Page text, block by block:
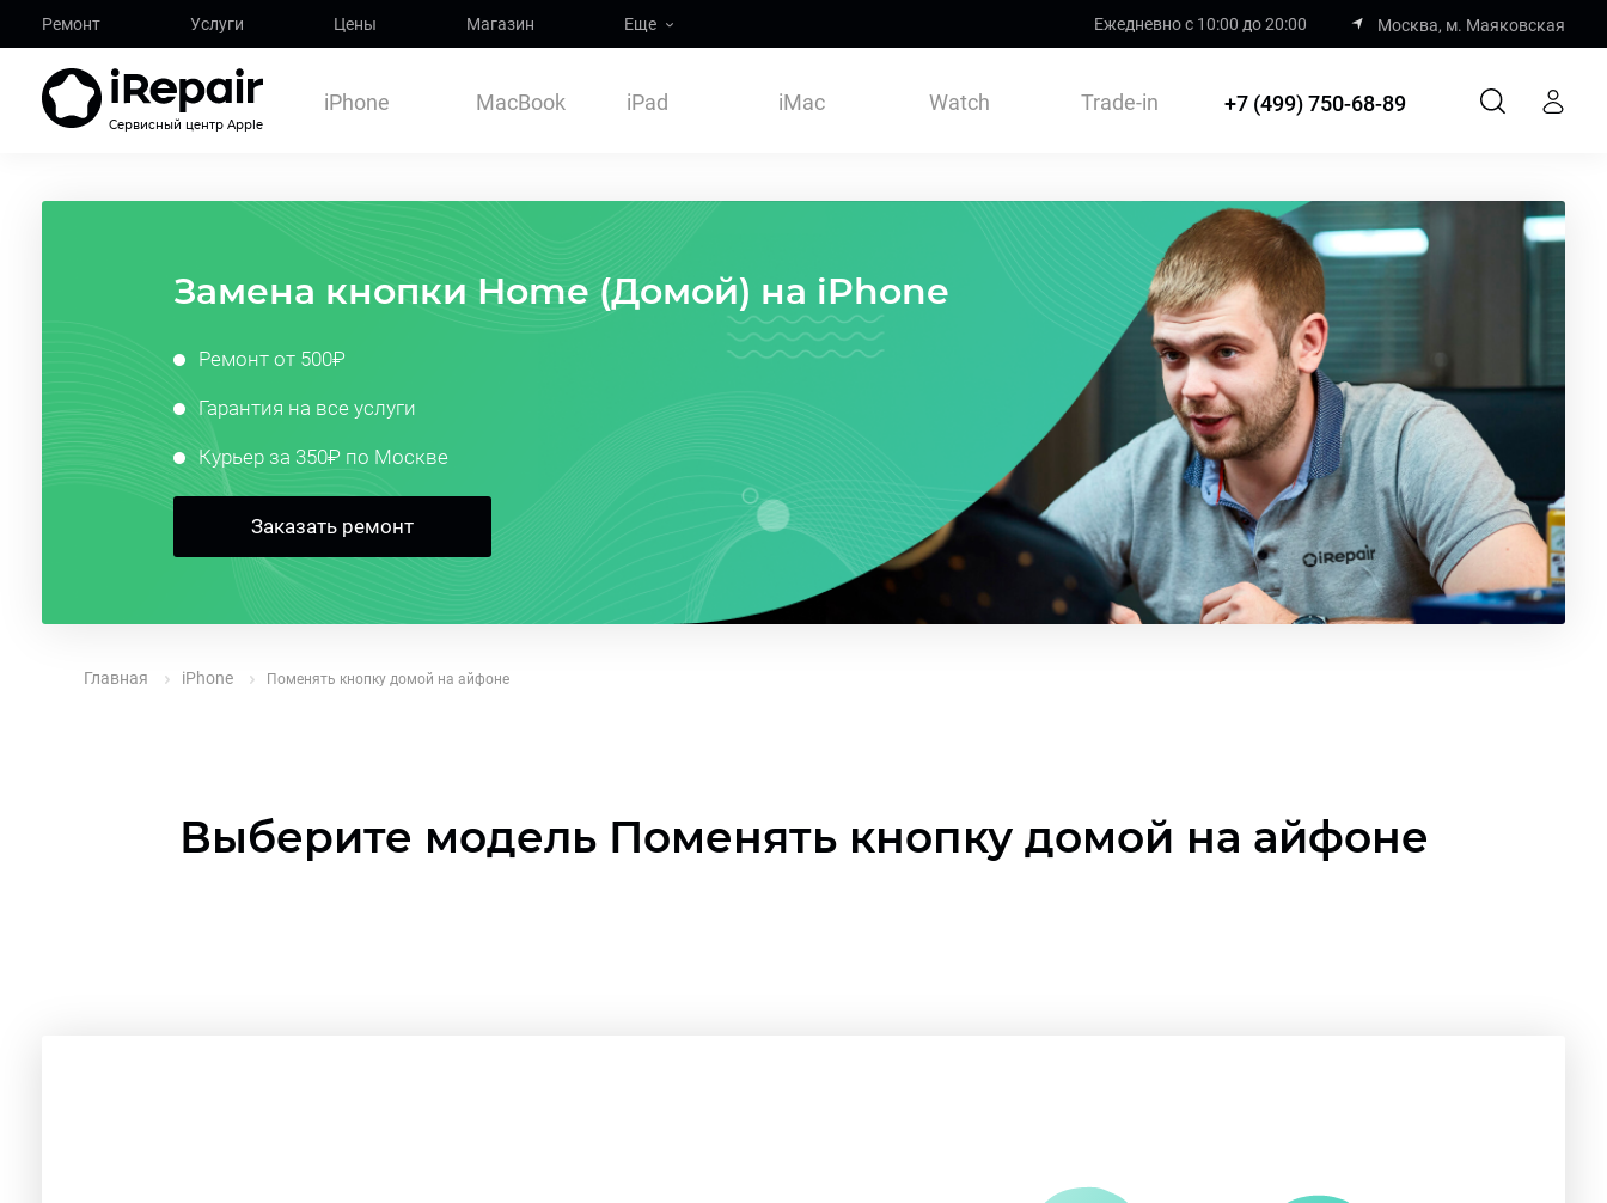
Ремонт Услуги Цены Магазин Еще Ежедневно с 10:00 до 20:00 Москва, м. Маяковская
Сервисный центр Apple
iPhone MacBook iPad iMac Watch Trade-in +7 (499) 750-68-89
Замена кнопки Home (Домой) на iPhone
Ремонт от 500₽
Гарантия на все услуги
Курьер за 350₽ по Москве
Заказать ремонт
Главная iPhone Поменять кнопку домой на айфоне
Выберите модель Поменять кнопку домой на айфоне